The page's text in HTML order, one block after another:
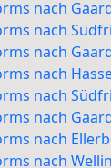
nach
nach
nach
nach
nach
nach
nach
nach